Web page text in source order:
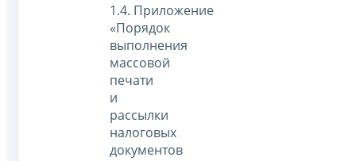
1.4. Приложение
«Порядок
выполнения
массовой
печати
и
рассылки
налоговых
документов